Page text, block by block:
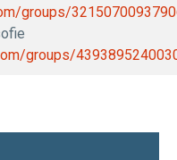
groups/
groups/